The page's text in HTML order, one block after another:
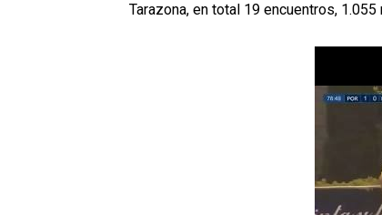
Tarazona, en total 19 encuentros,